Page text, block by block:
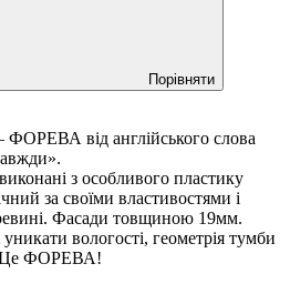
Порівняти
ФОРЕВА від англійського слова
з особливого пластику
за своїми властивостями і
Фасади товщиною 19мм.
вологості, геометрія тумби
Це ФОРЕВА!